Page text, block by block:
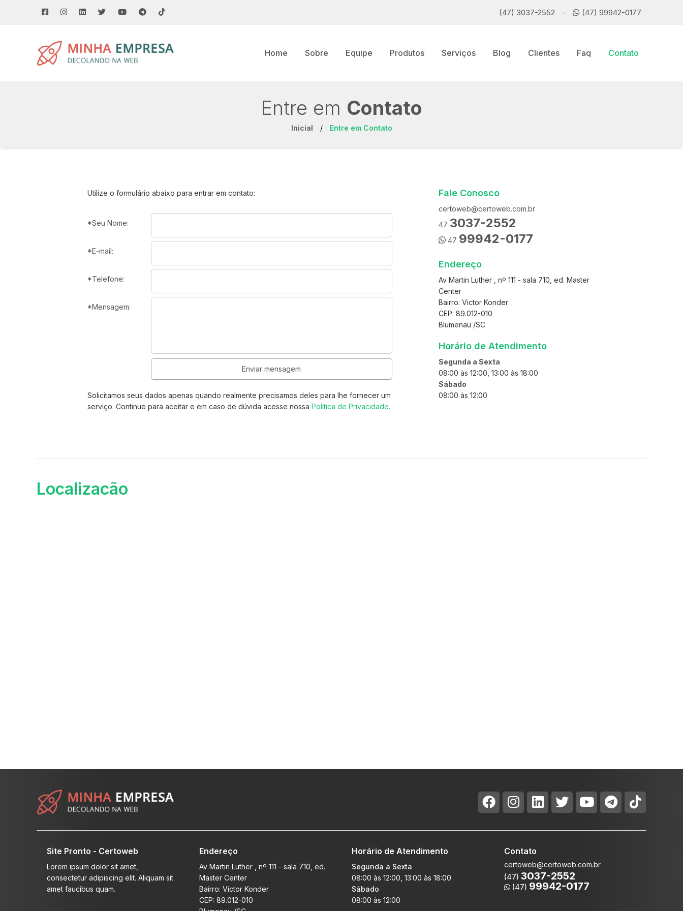
(47) 3037-2552 - (47) 99942-0177
Home Sobre Equipe Produtos Serviços Blog Clientes Faq Contato
Entre em Contato
Inicial / Entre em Contato
Utilize o formulário abaixo para entrar em contato:
*Seu Nome:
*E-mail:
*Telefone:
*Mensagem:
Solicitamos seus dados apenas quando realmente precisamos deles para lhe fornecer um
serviço. Continue para aceitar e em caso de dúvida acesse nossa Politica de Privacidade.
Fale Conosco
certoweb@certoweb.com.br
47 3037-2552
47 99942-0177
Endereço
Av Martin Luther , nº 111 - sala 710, ed. Master
Center
Bairro: Victor Konder
CEP: 89.012-010
Blumenau /SC
Horário de Atendimento
Segunda a Sexta
08:00 às 12:00, 13:00 às 18:00
Sábado
08:00 às 12:00
Localizacão
Site Pronto - Certoweb
Lorem ipsum dolor sit amet,
consectetur adipiscing elit. Aliquam sit
amet faucibus quam.
Endereço
Av Martin Luther , nº 111 - sala 710, ed.
Master Center
Bairro: Victor Konder
CEP: 89.012-010
Horário de Atendimento
Segunda a Sexta
08:00 às 12:00, 13:00 às 18:00
Sábado
08:00 às 12:00
Contato
certoweb@certoweb.com.br
(47) 3037-2552
(47) 99942-0177